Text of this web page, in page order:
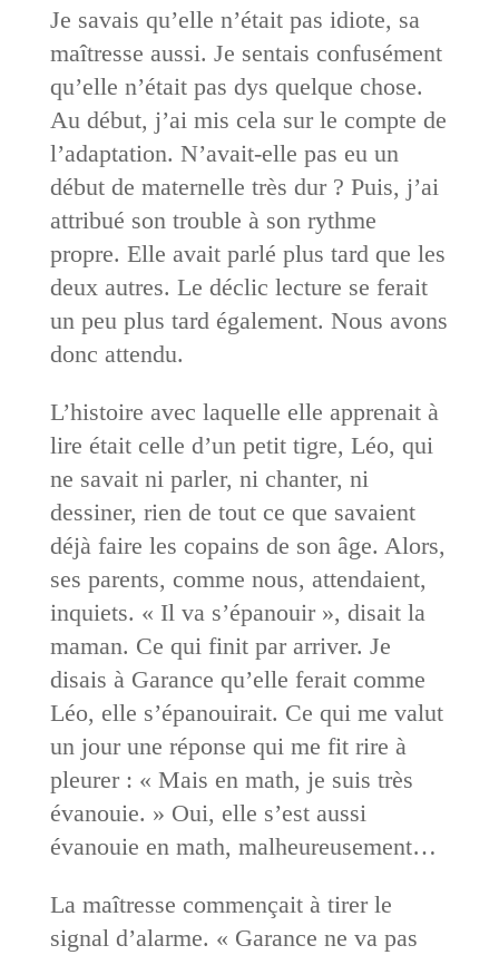
Je savais qu’elle n’était pas idiote, sa
maîtresse aussi. Je sentais confusément
qu’elle n’était pas dys quelque chose.
Au début, j’ai mis cela sur le compte de
l’adaptation. N’avait-elle pas eu un
début de maternelle très dur ? Puis, j’ai
attribué son trouble à son rythme
propre. Elle avait parlé plus tard que les
deux autres. Le déclic lecture se ferait
un peu plus tard également. Nous avons
donc attendu.
L’histoire avec laquelle elle apprenait à
lire était celle d’un petit tigre, Léo, qui
ne savait ni parler, ni chanter, ni
dessiner, rien de tout ce que savaient
déjà faire les copains de son âge. Alors,
ses parents, comme nous, attendaient,
inquiets. « Il va s’épanouir », disait la
maman. Ce qui finit par arriver. Je
disais à Garance qu’elle ferait comme
Léo, elle s’épanouirait. Ce qui me valut
un jour une réponse qui me fit rire à
pleurer : « Mais en math, je suis très
évanouie. » Oui, elle s’est aussi
évanouie en math, malheureusement…
La maîtresse commençait à tirer le
signal d’alarme. « Garance ne va pas